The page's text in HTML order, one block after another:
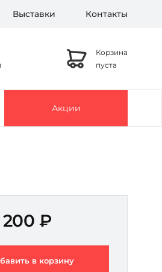
Выставки Контакты
Корзина
пуста
Акции
200 ₽
в корзину